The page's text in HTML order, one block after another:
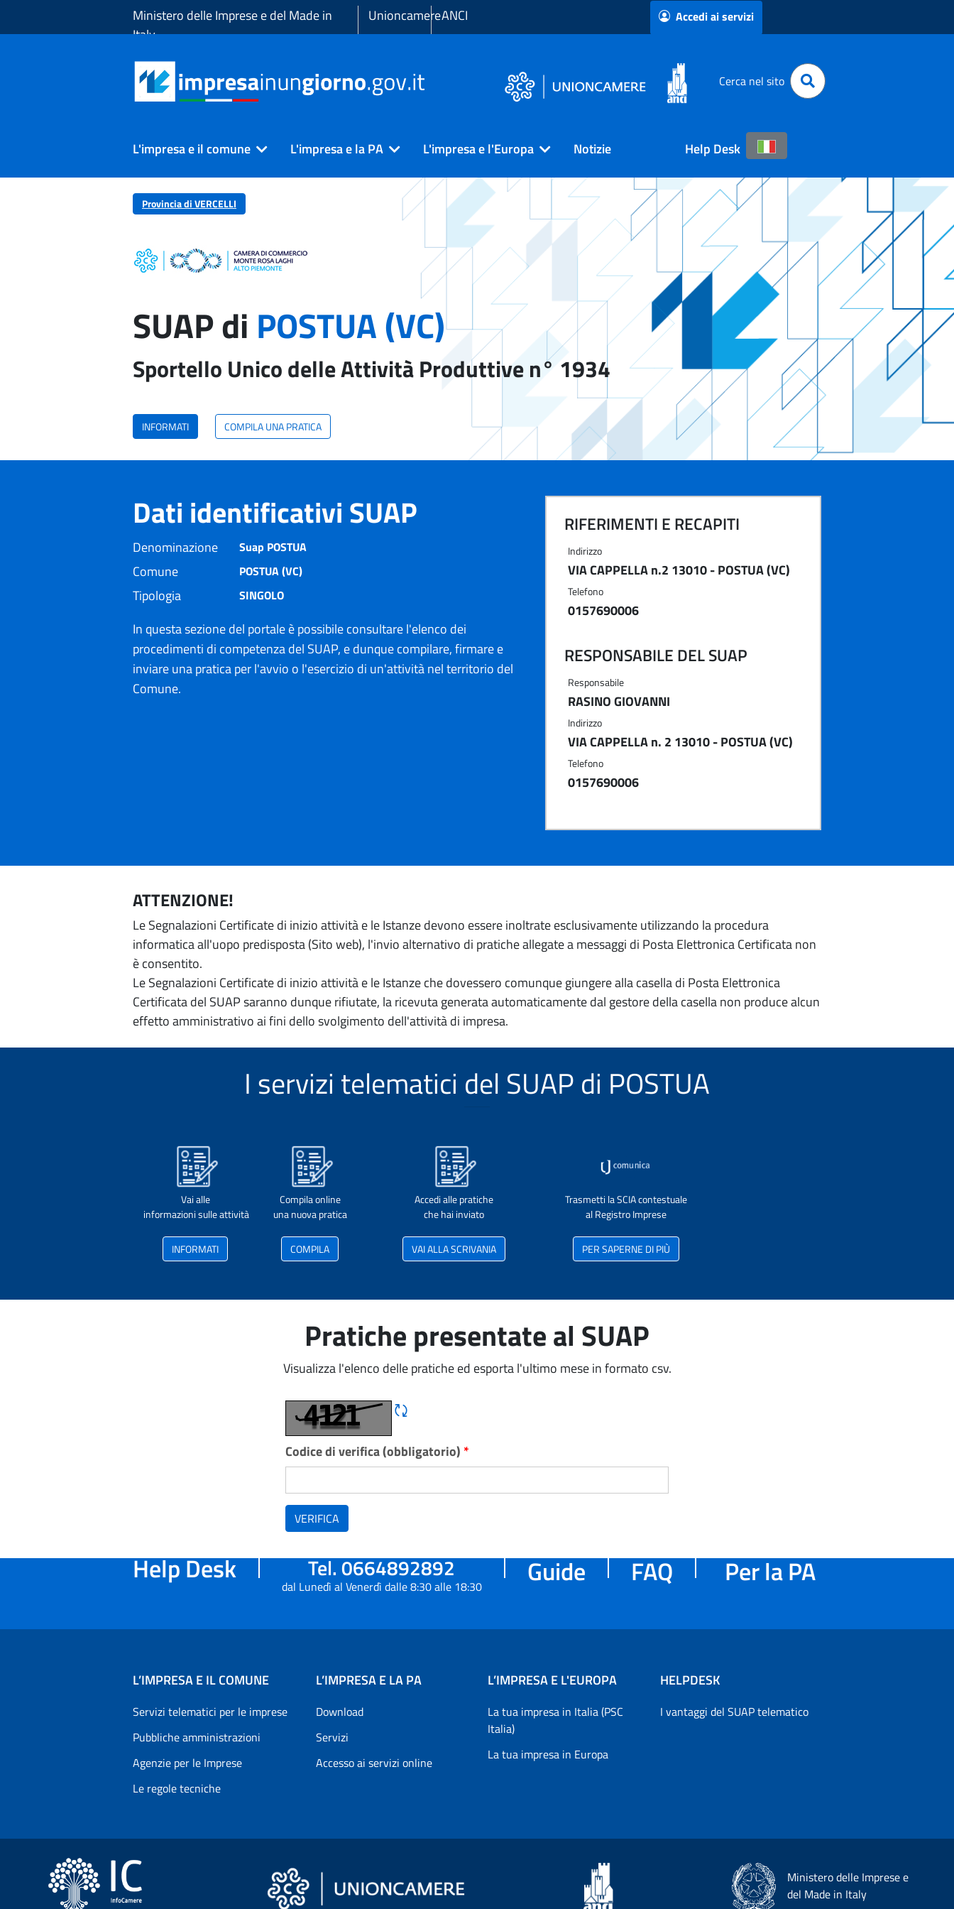
Ministero delle Imprese e del Made in
Italy
UnioncamereANCI Accedi ai servizi
Cerca nel sito
L'impresa e il comune L'impresa e la PA L'impresa e l'Europa Notizie Help Desk
Provincia di VERCELLI
SUAP di POSTUA (VC)
Sportello Unico delle Attività Produttive n° 1934
INFORMATI COMPILA UNA PRATICA
Dati identificativi SUAP
Denominazione Suap POSTUA
Comune POSTUA (VC)
Tipologia SINGOLO
In questa sezione del portale è possibile consultare l'elenco dei
procedimenti di competenza del SUAP, e dunque compilare, firmare e
inviare una pratica per l'avvio o l'esercizio di un'attività nel territorio del
Comune.
RIFERIMENTI E RECAPITI
Indirizzo
VIA CAPPELLA n.2 13010 - POSTUA (VC)
Telefono
0157690006
RESPONSABILE DEL SUAP
Responsabile
RASINO GIOVANNI
Indirizzo
VIA CAPPELLA n. 2 13010 - POSTUA (VC)
Telefono
0157690006
ATTENZIONE!
Le Segnalazioni Certificate di inizio attività e le Istanze devono essere inoltrate esclusivamente utilizzando la procedura
informatica all'uopo predisposta (Sito web), l'invio alternativo di pratiche allegate a messaggi di Posta Elettronica Certificata non
è consentito.
Le Segnalazioni Certificate di inizio attività e le Istanze che dovessero comunque giungere alla casella di Posta Elettronica
Certificata del SUAP saranno dunque rifiutate, la ricevuta generata automaticamente dal gestore della casella non produce alcun
effetto amministrativo ai fini dello svolgimento dell'attività di impresa.
I servizi telematici del SUAP di POSTUA
Vai alle
informazioni sulle attività
INFORMATI
Compila online
una nuova pratica
COMPILA
Accedi alle pratiche
che hai inviato
VAI ALLA SCRIVANIA
Trasmetti la SCIA contestuale
al Registro Imprese
PER SAPERNE DI PIÙ
Pratiche presentate al SUAP
Visualizza l'elenco delle pratiche ed esporta l'ultimo mese in formato csv.
Rigene CAPTCHA
Codice di verifica (obbligatorio) *
VERIFICA
Help Desk Tel. 0664892892
dal Lunedì al Venerdì dalle 8:30 alle 18:30 Guide FAQ Per la PA
L’IMPRESA E IL COMUNE
Servizi telematici per le imprese
Pubbliche amministrazioni
Agenzie per le Imprese
Le regole tecniche
L’IMPRESA E LA PA
Download
Servizi
Accesso ai servizi online
L’IMPRESA E L'EUROPA
La tua impresa in Italia (PSC
Italia)
La tua impresa in Europa
HELPDESK
I vantaggi del SUAP telematico
Ministero delle Imprese e
del Made in Italy